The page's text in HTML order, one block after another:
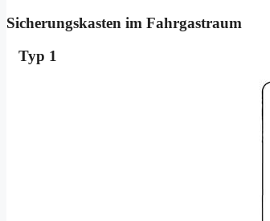
Sicherungskasten im Fahrgastraum
Typ 1